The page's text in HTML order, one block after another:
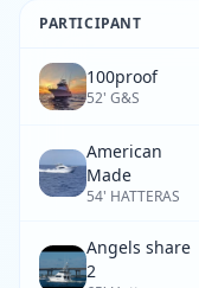
PARTICIPANT
100proof
52' G&S
American
Made
54' HATTERAS
Angels share
2